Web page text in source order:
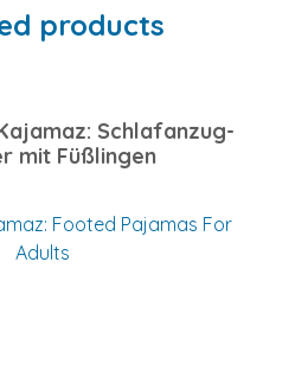
products
Schlafanzug-
mit Füßlingen